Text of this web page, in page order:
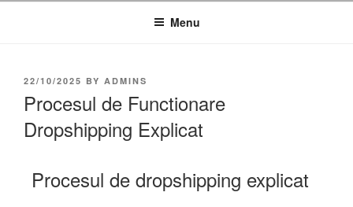
Menu
22/10/2025 BY ADMINS
Procesul de Functionare
Dropshipping Explicat
Procesul de dropshipping explicat